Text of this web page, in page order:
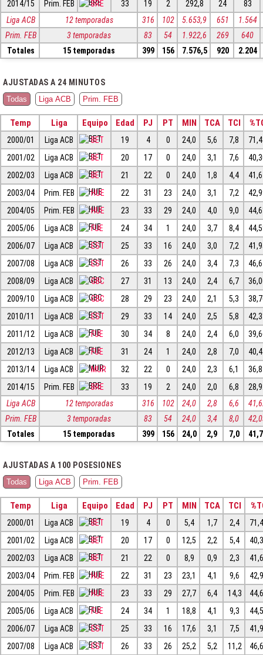
2014/15 Prim. FEB BRE 33 19 2 292,8 24
83
Liga ACB
12 temporadas 316 102 5.653,9 651
1.564
Prim. FEB
3 temporadas 83 54 1.922,6 269
640
Totales
15 temporadas 399 156 7.576,5 920 2.204
AJUSTADAS A 24 MINUTOS
Todas Liga ACB Prim. FEB
Temp Liga Equipo Edad PJ PT MIN TCA TCI
2000/01 Liga ACB BET 19 4 0 24,0 5,6 7,8
2001/02
Liga ACB BET 20 17 0 24,0 3,1 7,6
2002/03
Liga ACB BET 21 22 0 24,0 1,8 4,4
2003/04
Prim. FEB HUE 22 31 23 24,0 3,1 7,2
2004/05
Prim. FEB HUE 23 33 29 24,0 4,0 9,0
2005/06
Liga ACB FUE 24 34 1 24,0 3,7 8,4
2006/07
Liga ACB EST 25 33 16 24,0 3,0 7,2
2007/08
Liga ACB EST 26 33 26 24,0 3,4 7,3
2008/09
Liga ACB GBC 27 31 13 24,0 2,4 6,7
2009/10
Liga ACB GBC 28 29 23 24,0 2,1 5,3
2010/11
Liga ACB EST 29 33 14 24,0 2,5 5,8
2011/12
Liga ACB FUE 30 34 8 24,0 2,4 6,0
2012/13
Liga ACB FUE 31 24 1 24,0 2,8 7,0
2013/14
Liga ACB MUR 32 22 0 24,0 2,3 6,1
2014/15
Prim. FEB BRE 33 19 2 24,0 2,0 6,8
Liga ACB
12 temporadas 316 102 24,0 2,8 6,6
Prim. FEB
3 temporadas 83 54 24,0 3,4 8,0
Totales
15 temporadas 399 156 24,0 2,9 7,0
AJUSTADAS A 100 POSESIONES
Todas Liga ACB Prim. FEB
Temp Liga Equipo Edad PJ PT MIN TCA TCI
2000/01 Liga ACB BET 19 4 0 5,4 1,7 2,4
2001/02
Liga ACB BET 20 17 0 12,5 2,2 5,4
2002/03
Liga ACB BET 21 22 0 8,9 0,9 2,3
2003/04
Prim. FEB HUE 22 31 23 23,1 4,1 9,6
2004/05
Prim. FEB HUE 23 33 29 27,7 6,4 14,3
2005/06
Liga ACB FUE 24 34 1 18,8 4,1 9,3
2006/07
Liga ACB EST 25 33 16 17,6 3,1 7,5
2007/08
Liga ACB EST 26 33 26 25,2 5,2 11,2